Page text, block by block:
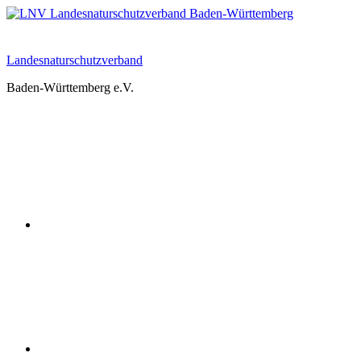
Zum
Landesnaturschutzverband
Baden-Württemberg e.V.